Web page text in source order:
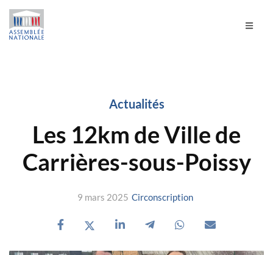
Actualités
Les 12km de Ville de
Carrières-sous-Poissy
9 mars 2025 Circonscription